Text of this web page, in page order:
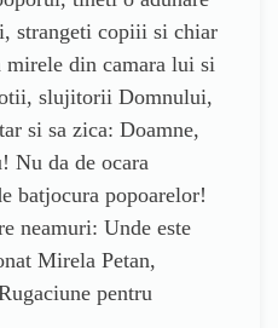
strangeti copiii si chiar
mirele din camara lui si
slujitorii Domnului,
si sa zica: Doamne,
Nu da de ocara
batjocura popoarelor!
neamuri: Unde este
Mirela Petan,
pentru